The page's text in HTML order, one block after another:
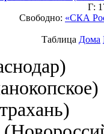
Г:
Свободно: «СКА
Таблица Дома